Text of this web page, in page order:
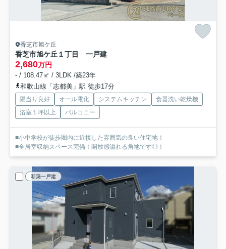
香芝市旭ケ丘
香芝市旭ケ丘１丁目 一戸建
2,680万円
- / 108.47㎡ / 3LDK /築23年
和歌山線「志都美」駅 徒歩17分
陽当り良好 オール電化 システムキッチン
食器洗い乾燥機
浴室１坪以上
バルコニー
■小中学校が徒歩圏内に近接した雰囲気の良い住宅地！
■全居室収納スペース完備！開放感溢れる角地です◎！
新築一戸建